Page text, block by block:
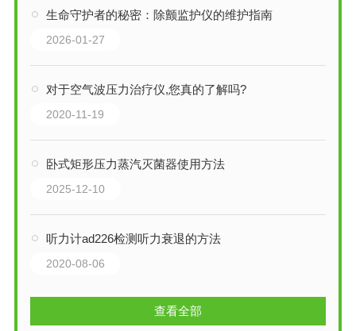
生命守护者的秘密：除颤监护仪的维护指南
2026-01-27
对于空气波压力治疗仪,您真的了解吗?
2020-11-19
卧式矩形压力蒸汽灭菌器使用方法
2025-12-10
听力计ad226检测听力衰退的方法
2020-08-06
查看全部